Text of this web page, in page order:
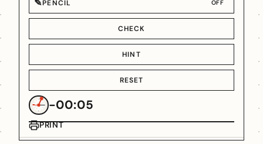
PENCIL OFF
CHECK
HINT
RESET
-00:05
PRINT